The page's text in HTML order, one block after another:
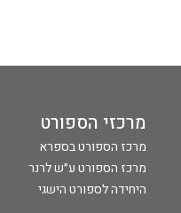
מרכזי הספורט
מרכז הספורט בספרא
מרכז הספורט ע״ש לרנר
היחידה לספורט הישגי